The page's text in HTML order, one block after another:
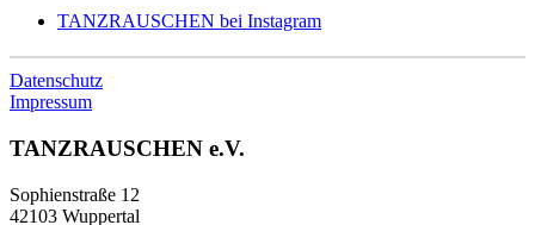
TANZRAUSCHEN bei Instagram
Datenschutz
Impressum
TANZRAUSCHEN e.V.
Sophienstraße 12
42103 Wuppertal